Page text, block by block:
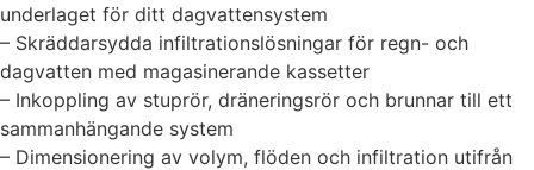
underlaget för ditt dagvattensystem
– Skräddarsydda infiltrationslösningar för regn- och
dagvatten med magasinerande kassetter
– Inkoppling av stuprör, dräneringsrör och brunnar till ett
sammanhängande system
– Dimensionering av volym, flöden och infiltration utifrån